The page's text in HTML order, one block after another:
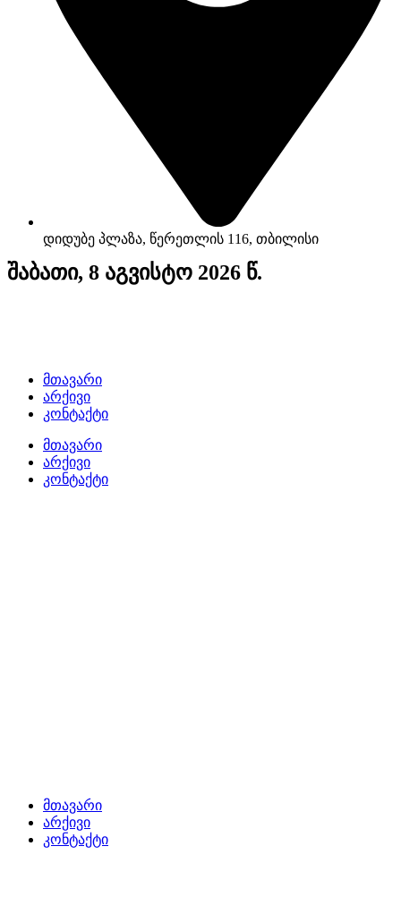
დიდუბე პლაზა, წერეთლის 116, თბილისი
შაბათი, 8 აგვისტო 2026 წ.
მთავარი
არქივი
კონტაქტი
მთავარი
არქივი
კონტაქტი
მთავარი
არქივი
კონტაქტი